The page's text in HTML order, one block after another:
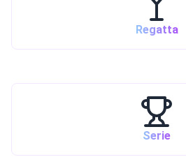
Regatta
Serie